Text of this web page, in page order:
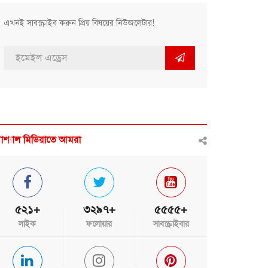
এখনই সাবস্ক্রাইব করুন প্রিয় বিষয়ের নিউজলেটার!
মিডিয়াতে আমরা
৫২১+
লাইক
৩২৯৭+
ফলোয়ার
৫৫৫৫+
সাবস্ক্রাইবার